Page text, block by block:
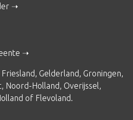
Friesland, Gelderland, Groningen,
, Noord-Holland, Overijssel,
of Flevoland.